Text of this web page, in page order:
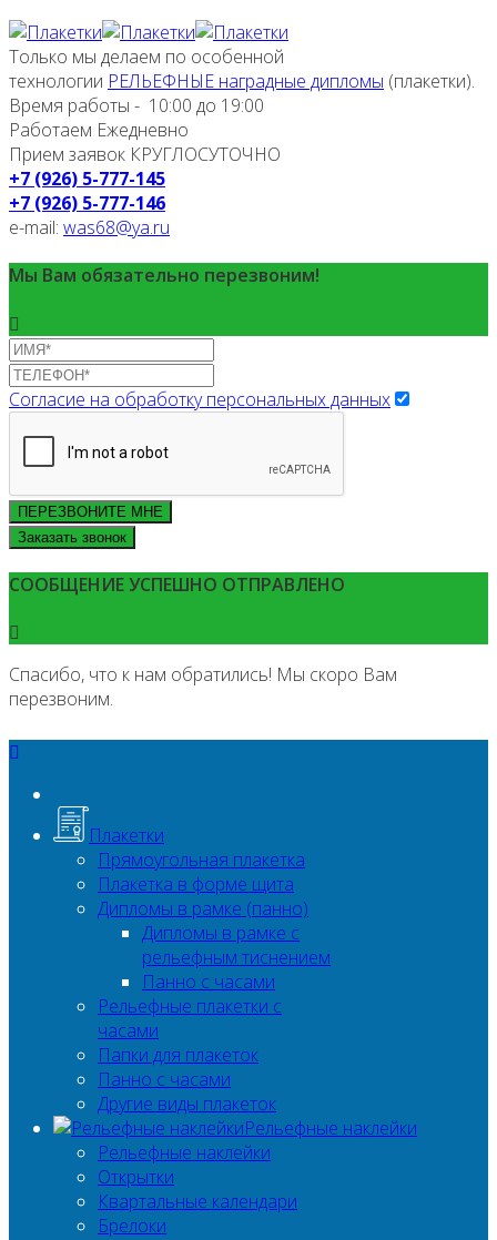
Только мы делаем по особенной
технологии РЕЛЬЕФНЫЕ наградные дипломы (плакетки).
Время работы - 10:00 до 19:00
Работаем Ежедневно
Прием заявок КРУГЛОСУТОЧНО
+7 (926) 5-777-145
+7 (926) 5-777-146
e-mail: was68@ya.ru
Мы Вам обязательно перезвоним!
Согласие на обработку персональных данных
ПЕРЕЗВОНИТЕ МНЕ
Заказать звонок
СООБЩЕНИЕ УСПЕШНО ОТПРАВЛЕНО
Спасибо, что к нам обратились! Мы скоро Вам
перезвоним.
Плакетки
Прямоугольная плакетка
Плакетка в форме щита
Дипломы в рамке (панно)
Дипломы в рамке с
рельефным тиснением
Панно с часами
Рельефные плакетки с
часами
Папки для плакеток
Панно с часами
Другие виды плакеток
Рельефные наклейки
Рельефные наклейки
Открытки
Квартальные календари
Брелоки